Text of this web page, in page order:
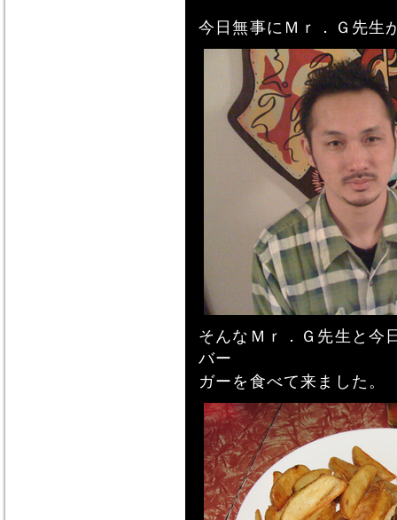
今日無事にＭｒ．Ｇ先生
そんなＭｒ．Ｇ先生と今
バー
ガーを食べて来ました。